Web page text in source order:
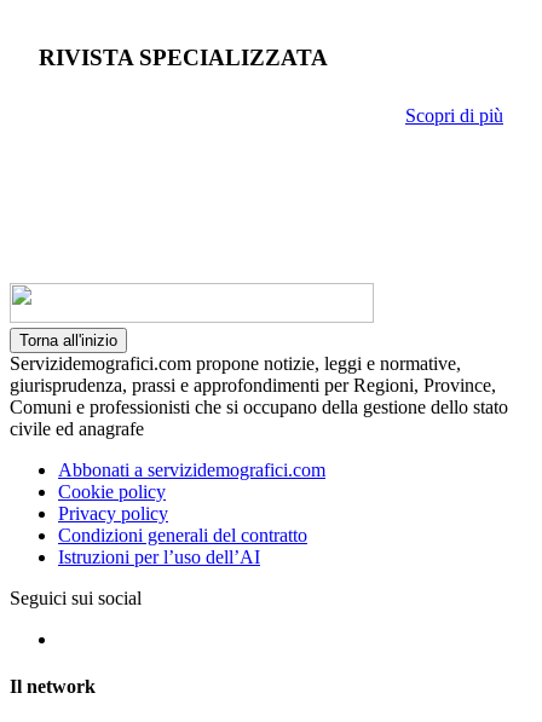
RIVISTA SPECIALIZZATA
Scopri di più
Torna all'inizio
Servizidemografici.com propone notizie, leggi e normative,
giurisprudenza, prassi e approfondimenti per Regioni, Province,
Comuni e professionisti che si occupano della gestione dello stato
civile ed anagrafe
Abbonati a servizidemografici.com
Cookie policy
Privacy policy
Condizioni generali del contratto
Istruzioni per l’uso dell’AI
Seguici sui social
Il network